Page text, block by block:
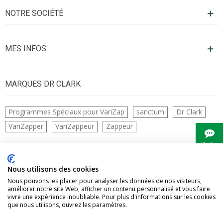
NOTRE SOCIÉTÉ
MES INFOS
MARQUES DR CLARK
Programmes Spéciaux pour VariZap sanctum
Dr Clark
VariZapper
VariZappeur Zappeur
CONTACTS
Parler
Nous utilisons des cookies
Nous pouvons les placer pour analyser les données de nos visiteurs,
améliorer notre site Web, afficher un contenu personnalisé et vous faire
vivre une expérience inoubliable. Pour plus d'informations sur les cookies
que nous utilisons, ouvrez les paramètres.